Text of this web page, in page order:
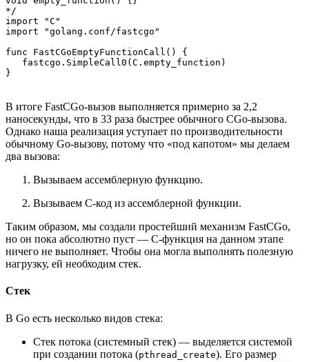
*/
import "C"
import "golang.conf/fastcgo"
func FastCGoEmptyFunctionCall() {
   fastcgo.SimpleCall0(C.empty_function)
}
В итоге FastCGo-вызов выполняется примерно за 2,2
наносекунды, что в 33 раза быстрее обычного CGo-вызова.
Однако наша реализация уступает по производительности
обычному Go-вызову, потому что «под капотом» мы делаем
два вызова:
Вызываем ассемблерную функцию.
Вызываем C-код из ассемблерной функции.
Таким образом, мы создали простейший механизм FastCGo,
но он пока абсолютно пуст — C-функция на данном этапе
ничего не выполняет. Чтобы она могла выполнять полезную
нагрузку, ей необходим стек.
Стек
В Go есть несколько видов стека:
Стек потока (системный стек) — выделяется системой
при создании потока (pthread_create). Его размер